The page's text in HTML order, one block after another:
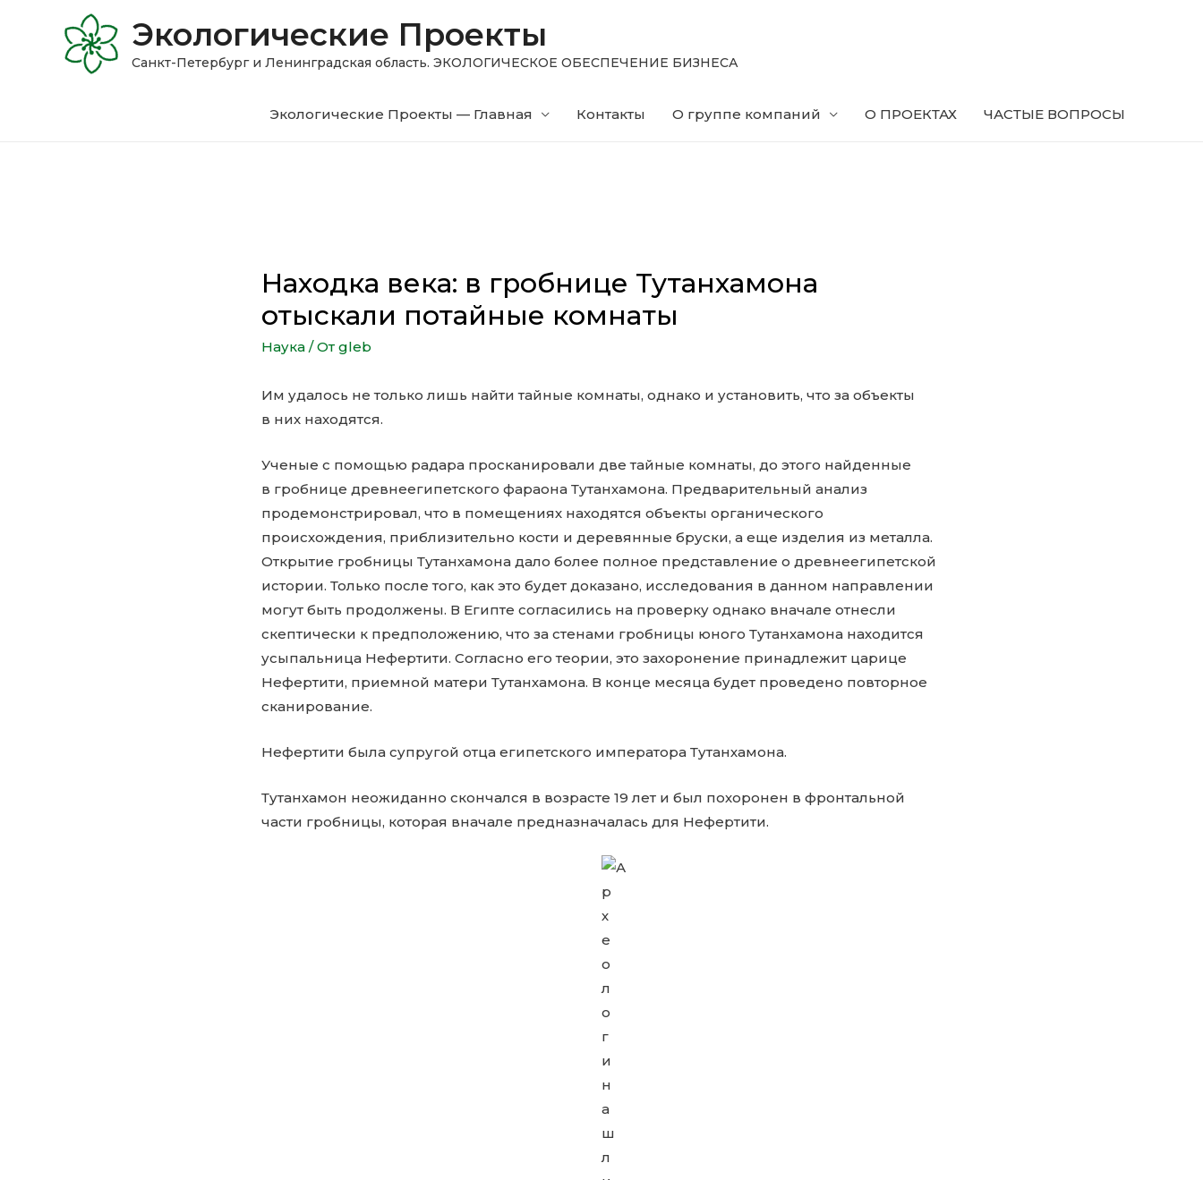
Экологические Проекты
Санкт-Петербург и Ленинградская область. ЭКОЛОГИЧЕСКОЕ ОБЕСПЕЧЕНИЕ БИЗНЕСА
Экологические Проекты — Главная Контакты О группе компаний О ПРОЕКТАХ ЧАСТЫЕ ВОПРОСЫ
Находка века: в гробнице Тутанхамона
отыскали потайные комнаты
Наука / От gleb
Им удалось не только лишь найти тайные комнаты, однако и установить, что за объекты
в них находятся.
Ученые с помощью радара просканировали две тайные комнаты, до этого найденные
в гробнице древнеегипетского фараона Тутанхамона. Предварительный анализ
продемонстрировал, что в помещениях находятся объекты органического
происхождения, приблизительно кости и деревянные бруски, а еще изделия из металла.
Открытие гробницы Тутанхамона дало более полное представление о древнеегипетской
истории. Только после того, как это будет доказано, исследования в данном направлении
могут быть продолжены. В Египте согласились на проверку однако вначале отнесли
скептически к предположению, что за стенами гробницы юного Тутанхамона находится
усыпальница Нефертити. Согласно его теории, это захоронение принадлежит царице
Нефертити, приемной матери Тутанхамона. В конце месяца будет проведено повторное
сканирование.
Нефертити была супругой отца египетского императора Тутанхамона.
Тутанхамон неожиданно скончался в возрасте 19 лет и был похоронен в фронтальной
части гробницы, которая вначале предназначалась для Нефертити.